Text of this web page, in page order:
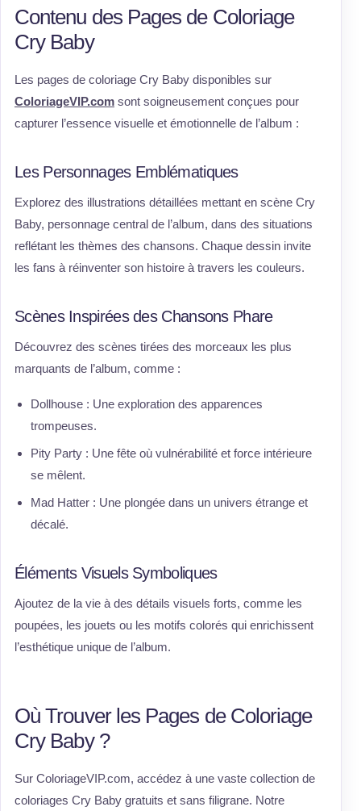
Contenu des Pages de Coloriage
Cry Baby
Les pages de coloriage Cry Baby disponibles sur
ColoriageVIP.com sont soigneusement conçues pour
capturer l’essence visuelle et émotionnelle de l’album :
Les Personnages Emblématiques
Explorez des illustrations détaillées mettant en scène Cry
Baby, personnage central de l’album, dans des situations
reflétant les thèmes des chansons. Chaque dessin invite
les fans à réinventer son histoire à travers les couleurs.
Scènes Inspirées des Chansons Phare
Découvrez des scènes tirées des morceaux les plus
marquants de l’album, comme :
Dollhouse : Une exploration des apparences
trompeuses.
Pity Party : Une fête où vulnérabilité et force intérieure
se mêlent.
Mad Hatter : Une plongée dans un univers étrange et
décalé.
Éléments Visuels Symboliques
Ajoutez de la vie à des détails visuels forts, comme les
poupées, les jouets ou les motifs colorés qui enrichissent
l’esthétique unique de l’album.
Où Trouver les Pages de Coloriage
Cry Baby ?
Sur ColoriageVIP.com, accédez à une vaste collection de
coloriages Cry Baby gratuits et sans filigrane. Notre